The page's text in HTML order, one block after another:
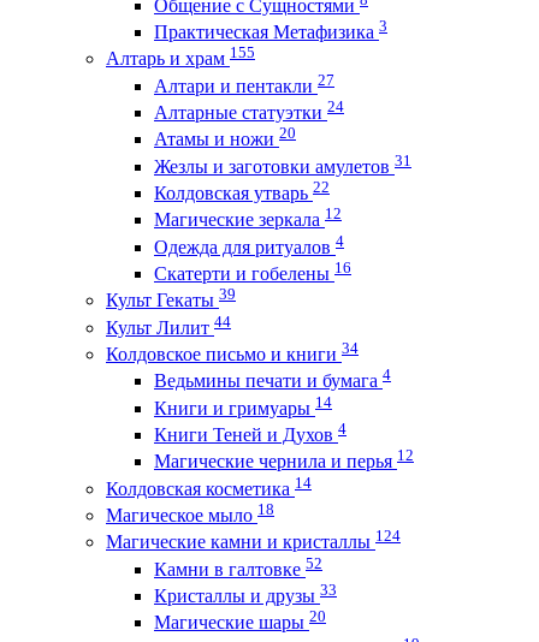
Общение с Сущностями
Практическая Метафизика 3
Алтарь и храм 155
Алтари и пентакли 27
Алтарные статуэтки 24
Атамы и ножи 20
Жезлы и заготовки амулетов 31
Колдовская утварь 22
Магические зеркала 12
Одежда для ритуалов 4
Скатерти и гобелены 16
Культ Гекаты 39
Культ Лилит 44
Колдовское письмо и книги 34
Ведьмины печати и бумага 4
Книги и гримуары 14
Книги Теней и Духов 4
Магические чернила и перья 12
Колдовская косметика 14
Магическое мыло 18
Магические камни и кристаллы 124
Камни в галтовке 52
Кристаллы и друзы 33
Магические шары 20